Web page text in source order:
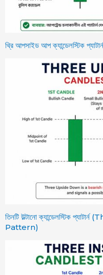
থ্রি আপসাইড আপ ক্যান্ডেলস্টিক
তিনটি উল্টানো ক্যান্ডেলস্টিক
Pattern)